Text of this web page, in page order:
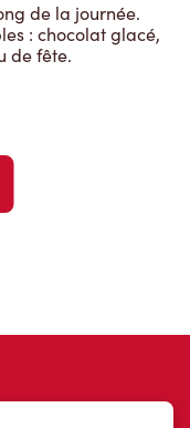
de la journée.
: chocolat glacé,
de fête.